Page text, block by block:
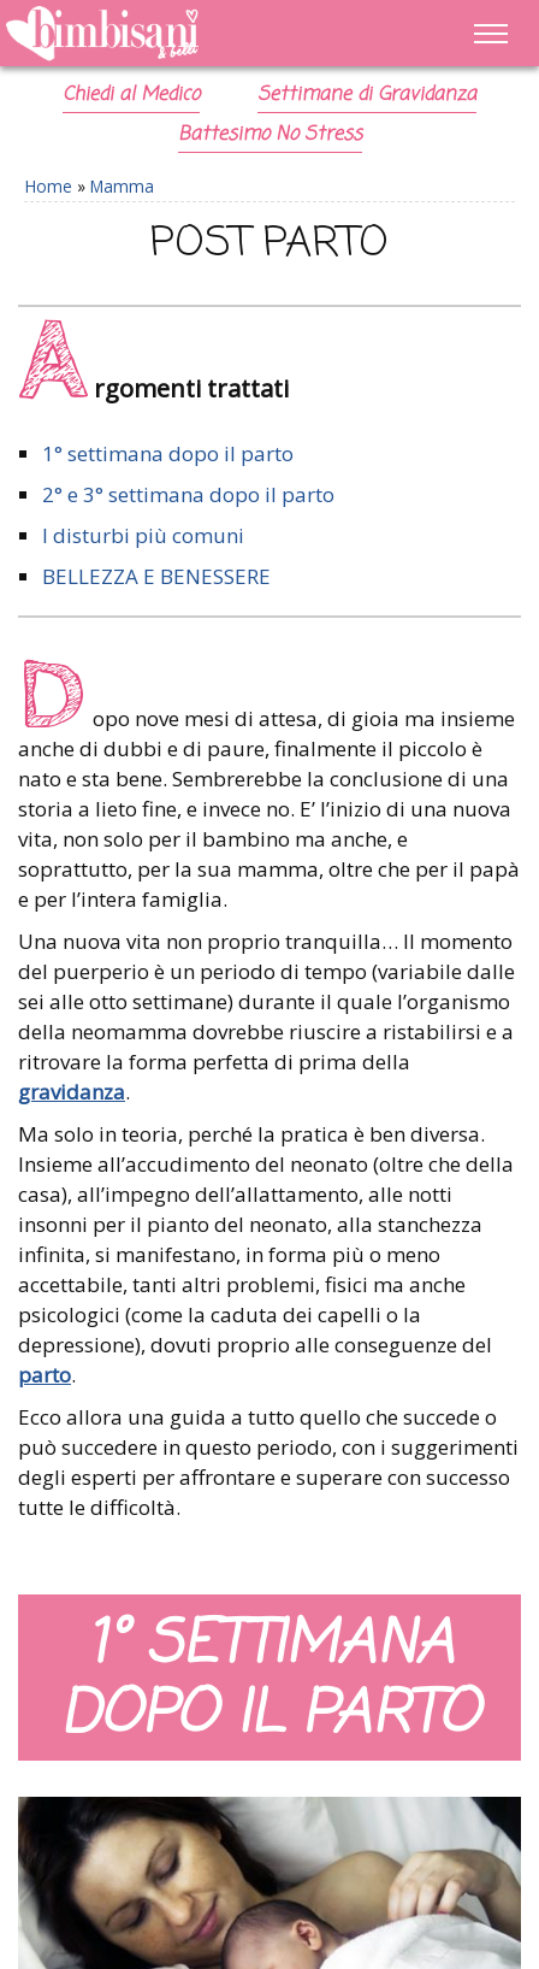
Chiedi al Medico
Settimane di Gravidanza
Battesimo No Stress
Home » Mamma
POST PARTO
A rgomenti trattati
1° settimana dopo il parto
2° e 3° settimana dopo il parto
I disturbi più comuni
BELLEZZA E BENESSERE
D opo nove mesi di attesa, di gioia ma insieme
anche di dubbi e di paure, finalmente il piccolo è
nato e sta bene. Sembrerebbe la conclusione di una
storia a lieto fine, e invece no. E’ l’inizio di una nuova
vita, non solo per il bambino ma anche, e
soprattutto, per la sua mamma, oltre che per il papà
e per l’intera famiglia.
Una nuova vita non proprio tranquilla… Il momento
del puerperio è un periodo di tempo (variabile dalle
sei alle otto settimane) durante il quale l’organismo
della neomamma dovrebbe riuscire a ristabilirsi e a
ritrovare la forma perfetta di prima della
gravidanza.
Ma solo in teoria, perché la pratica è ben diversa.
Insieme all’accudimento del neonato (oltre che della
casa), all’impegno dell’allattamento, alle notti
insonni per il pianto del neonato, alla stanchezza
infinita, si manifestano, in forma più o meno
accettabile, tanti altri problemi, fisici ma anche
psicologici (come la caduta dei capelli o la
depressione), dovuti proprio alle conseguenze del
parto.
Ecco allora una guida a tutto quello che succede o
può succedere in questo periodo, con i suggerimenti
degli esperti per affrontare e superare con successo
tutte le difficoltà.
1° SETTIMANA
DOPO IL PARTO